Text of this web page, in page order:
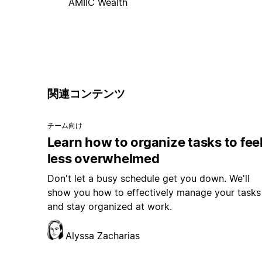
関連コンテンツ
チーム向け
Learn how to organize tasks to feel
less overwhelmed
Don't let a busy schedule get you down. We'll
show you how to effectively manage your tasks
and stay organized at work.
Alyssa Zacharias